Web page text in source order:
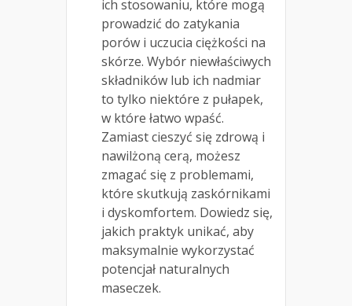
ich stosowaniu, które mogą
prowadzić do zatykania
porów i uczucia ciężkości na
skórze. Wybór niewłaściwych
składników lub ich nadmiar
to tylko niektóre z pułapek,
w które łatwo wpaść.
Zamiast cieszyć się zdrową i
nawilżoną cerą, możesz
zmagać się z problemami,
które skutkują zaskórnikami
i dyskomfortem. Dowiedz się,
jakich praktyk unikać, aby
maksymalnie wykorzystać
potencjał naturalnych
maseczek.